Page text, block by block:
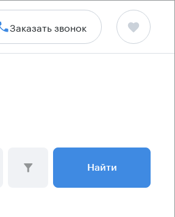
Заказать звонок
Найти